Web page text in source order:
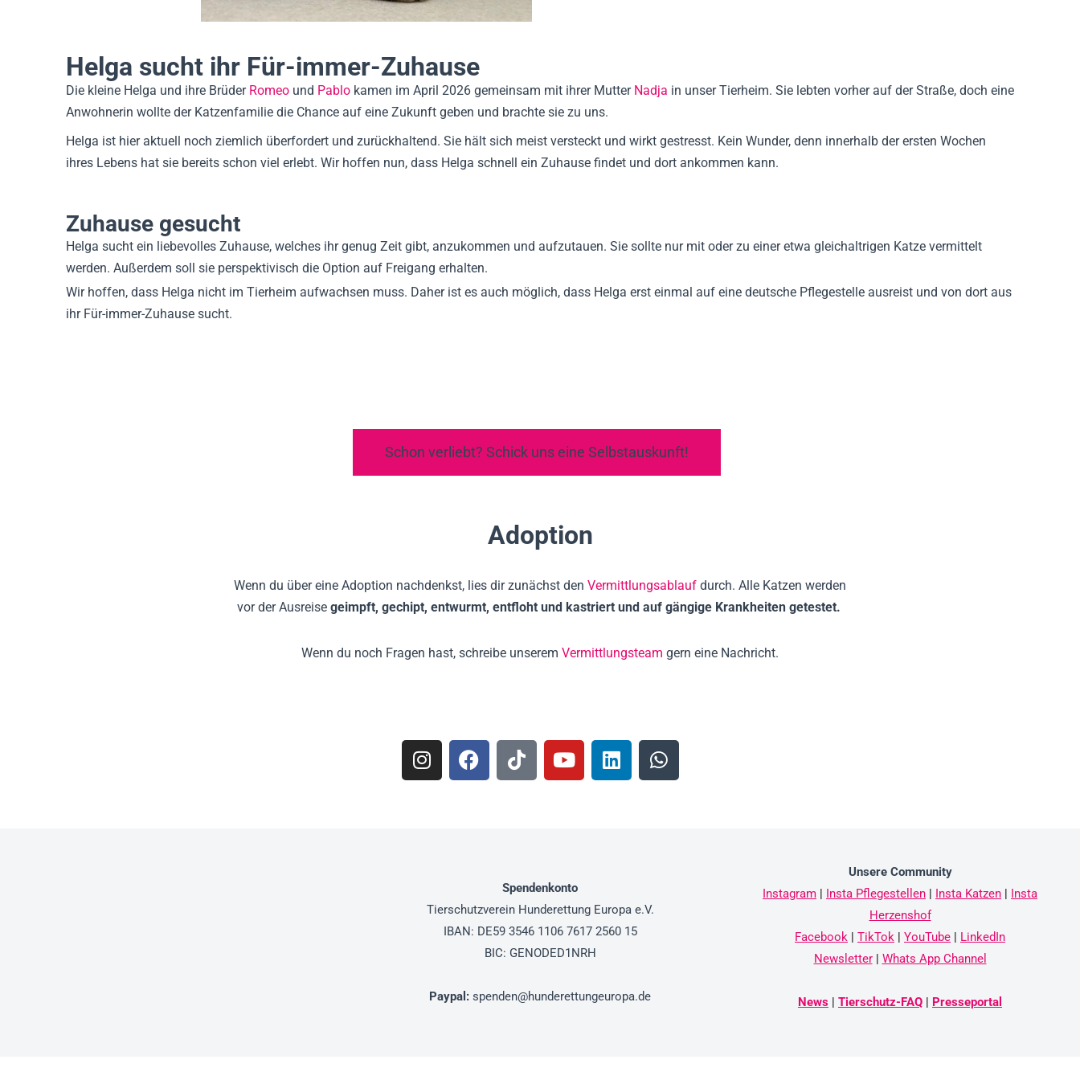
Helga sucht ihr Für-immer-Zuhause
Die kleine Helga und ihre Brüder Romeo und Pablo kamen im April 2026 gemeinsam mit ihrer Mutter Nadja in unser Tierheim. Sie lebten vorher auf der Straße, doch eine
Anwohnerin wollte der Katzenfamilie die Chance auf eine Zukunft geben und brachte sie zu uns.
Helga ist hier aktuell noch ziemlich überfordert und zurückhaltend. Sie hält sich meist versteckt und wirkt gestresst. Kein Wunder, denn innerhalb der ersten Wochen
ihres Lebens hat sie bereits schon viel erlebt. Wir hoffen nun, dass Helga schnell ein Zuhause findet und dort ankommen kann.
Zuhause gesucht
Helga sucht ein liebevolles Zuhause, welches ihr genug Zeit gibt, anzukommen und aufzutauen. Sie sollte nur mit oder zu einer etwa gleichaltrigen Katze vermittelt
werden. Außerdem soll sie perspektivisch die Option auf Freigang erhalten.
Wir hoffen, dass Helga nicht im Tierheim aufwachsen muss. Daher ist es auch möglich, dass Helga erst einmal auf eine deutsche Pflegestelle ausreist und von dort aus
ihr Für-immer-Zuhause sucht.
Schon verliebt? Schick uns eine Selbstauskunft!
Adoption
Wenn du über eine Adoption nachdenkst, lies dir zunächst den Vermittlungsablauf durch. Alle Katzen werden
vor der Ausreise geimpft, gechipt, entwurmt, entfloht und kastriert und auf gängige Krankheiten getestet.
Wenn du noch Fragen hast, schreibe unserem Vermittlungsteam gern eine Nachricht.
Spendenkonto
Tierschutzverein Hunderettung Europa e.V.
IBAN: DE59 3546 1106 7617 2560 15
BIC: GENODED1NRH
Paypal : spenden@hunderettungeuropa.de
Unsere Community
Instagram | Insta Pflegestellen | Insta Katzen | Insta
Herzenshof
Facebook | TikTok | YouTube | LinkedIn
Newsletter| Whats App Channel
News | Tierschutz-FAQ | Presseportal